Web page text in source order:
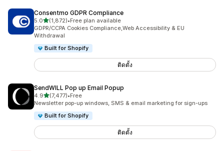
Consentmo GDPR Compliance
5.0เต็ม 5 ดาว
(1,872)
ทั้งหมด 1872 รีวิว
•Free plan available
GDPR/CCPA Cookies Compliance,Web Accessibility & EU
Withdrawal
Built for Shopify
ติดตั้ง
SendWILL Pop up Email Popup
4.9เต็ม 5 ดาว
(7,477)
ทั้งหมด 7477 รีวิว
•Free
Newsletter pop-up windows, SMS & email marketing for sign-ups
Built for Shopify
ติดตั้ง